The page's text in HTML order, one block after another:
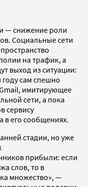
— снижение роли
Социальные сети
на трафик, а
выход из ситуации:
сам спешно
имитирующее
сети, а пока
сервису
в его сообщениях.
стадии, но уже
прибыли: если
слов, то в
множество», —